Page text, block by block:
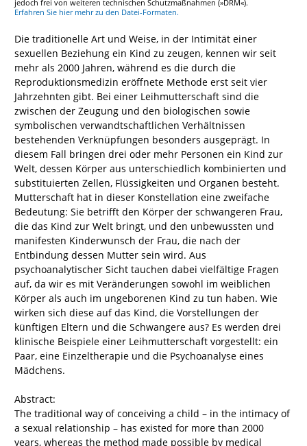
jedoch frei von weiteren technischen Schutzmaßnahmen (»DRM«).
Erfahren Sie hier mehr zu den Datei-Formaten.
Die traditionelle Art und Weise, in der Intimität einer
sexuellen Beziehung ein Kind zu zeugen, kennen wir seit
mehr als 2000 Jahren, während es die durch die
Reproduktionsmedizin eröffnete Methode erst seit vier
Jahrzehnten gibt. Bei einer Leihmutterschaft sind die
zwischen der Zeugung und den biologischen sowie
symbolischen verwandtschaftlichen Verhältnissen
bestehenden Verknüpfungen besonders ausgeprägt. In
diesem Fall bringen drei oder mehr Personen ein Kind zur
Welt, dessen Körper aus unterschiedlich kombinierten und
substituierten Zellen, Flüssigkeiten und Organen besteht.
Mutterschaft hat in dieser Konstellation eine zweifache
Bedeutung: Sie betrifft den Körper der schwangeren Frau,
die das Kind zur Welt bringt, und den unbewussten und
manifesten Kinderwunsch der Frau, die nach der
Entbindung dessen Mutter sein wird. Aus
psychoanalytischer Sicht tauchen dabei vielfältige Fragen
auf, da wir es mit Veränderungen sowohl im weiblichen
Körper als auch im ungeborenen Kind zu tun haben. Wie
wirken sich diese auf das Kind, die Vorstellungen der
künftigen Eltern und die Schwangere aus? Es werden drei
klinische Beispiele einer Leihmutterschaft vorgestellt: ein
Paar, eine Einzeltherapie und die Psychoanalyse eines
Mädchens.
Abstract:
The traditional way of conceiving a child – in the intimacy of
a sexual relationship – has existed for more than 2000
years, whereas the method made possible by medical